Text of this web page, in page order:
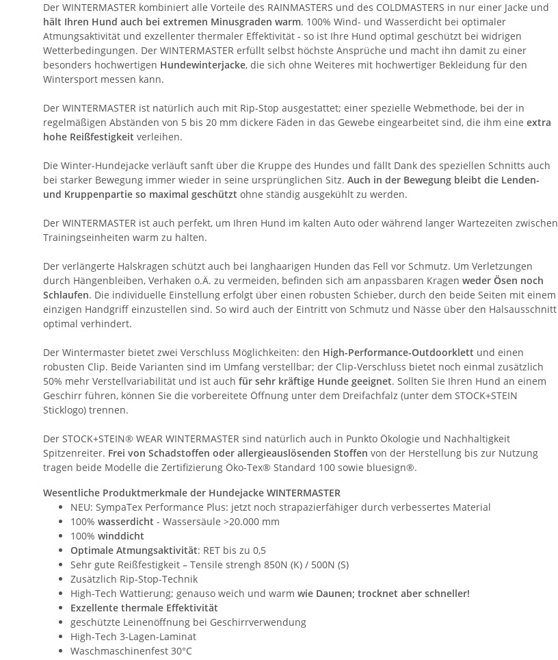
Der WINTERMASTER kombiniert alle Vorteile des RAINMASTERS und des COLDMASTERS in nur einer Jacke und
hält Ihren Hund auch bei extremen Minusgraden warm. 100% Wind- und Wasserdicht bei optimaler
Atmungsaktivität und exzellenter thermaler Effektivität - so ist Ihre Hund optimal geschützt bei widrigen
Wetterbedingungen. Der WINTERMASTER erfüllt selbst höchste Ansprüche und macht ihn damit zu einer
besonders hochwertigen Hundewinterjacke, die sich ohne Weiteres mit hochwertiger Bekleidung für den
Wintersport messen kann.
Der WINTERMASTER ist natürlich auch mit Rip-Stop ausgestattet; einer spezielle Webmethode, bei der in
regelmäßigen Abständen von 5 bis 20 mm dickere Fäden in das Gewebe eingearbeitet sind, die ihm eine extra
hohe Reißfestigkeit verleihen.
Die Winter-Hundejacke verläuft sanft über die Kruppe des Hundes und fällt Dank des speziellen Schnitts auch
bei starker Bewegung immer wieder in seine ursprünglichen Sitz. Auch in der Bewegung bleibt die Lenden-
und Kruppenpartie so maximal geschützt ohne ständig ausgekühlt zu werden.
Der WINTERMASTER ist auch perfekt, um Ihren Hund im kalten Auto oder während langer Wartezeiten zwischen
Trainingseinheiten warm zu halten.
Der verlängerte Halskragen schützt auch bei langhaarigen Hunden das Fell vor Schmutz. Um Verletzungen
durch Hängenbleiben, Verhaken o.Ä. zu vermeiden, befinden sich am anpassbaren Kragen weder Ösen noch
Schlaufen. Die individuelle Einstellung erfolgt über einen robusten Schieber, durch den beide Seiten mit einem
einzigen Handgriff einzustellen sind. So wird auch der Eintritt von Schmutz und Nässe über den Halsausschnitt
optimal verhindert.
Der Wintermaster bietet zwei Verschluss Möglichkeiten: den High-Performance-Outdoorklett und einen
robusten Clip. Beide Varianten sind im Umfang verstellbar; der Clip-Verschluss bietet noch einmal zusätzlich
50% mehr Verstellvariabilität und ist auch für sehr kräftige Hunde geeignet. Sollten Sie Ihren Hund an einem
Geschirr führen, können Sie die vorbereitete Öffnung unter dem Dreifachfalz (unter dem STOCK+STEIN
Sticklogo) trennen.
Der STOCK+STEIN® WEAR WINTERMASTER sind natürlich auch in Punkto Ökologie und Nachhaltigkeit
Spitzenreiter. Frei von Schadstoffen oder allergieauslösenden Stoffen von der Herstellung bis zur Nutzung
tragen beide Modelle die Zertifizierung Öko-Tex® Standard 100 sowie bluesign®.
Wesentliche Produktmerkmale der Hundejacke WINTERMASTER
NEU: SympaTex Performance Plus: jetzt noch strapazierfähiger durch verbessertes Material
100% wasserdicht - Wassersäule >20.000 mm
100% winddicht
Optimale Atmungsaktivität: RET bis zu 0,5
Sehr gute Reißfestigkeit – Tensile strengh 850N (K) / 500N (S)
Zusätzlich Rip-Stop-Technik
High-Tech Wattierung; genauso weich und warm wie Daunen; trocknet aber schneller!
Exzellente thermale Effektivität
geschützte Leinenöffnung bei Geschirrverwendung
High-Tech 3-Lagen-Laminat
Waschmaschinenfest 30°C